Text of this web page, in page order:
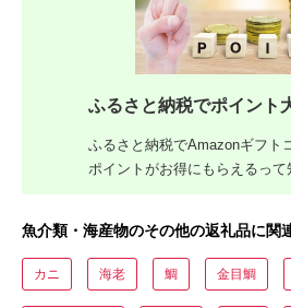
ふるさと納税でポイント
ふるさと納税でAmazonギフト
ポイントがお得にもらえるって
魚介類・海産物のその他の返礼品に関
カニ 海老 鯛 金目鯛